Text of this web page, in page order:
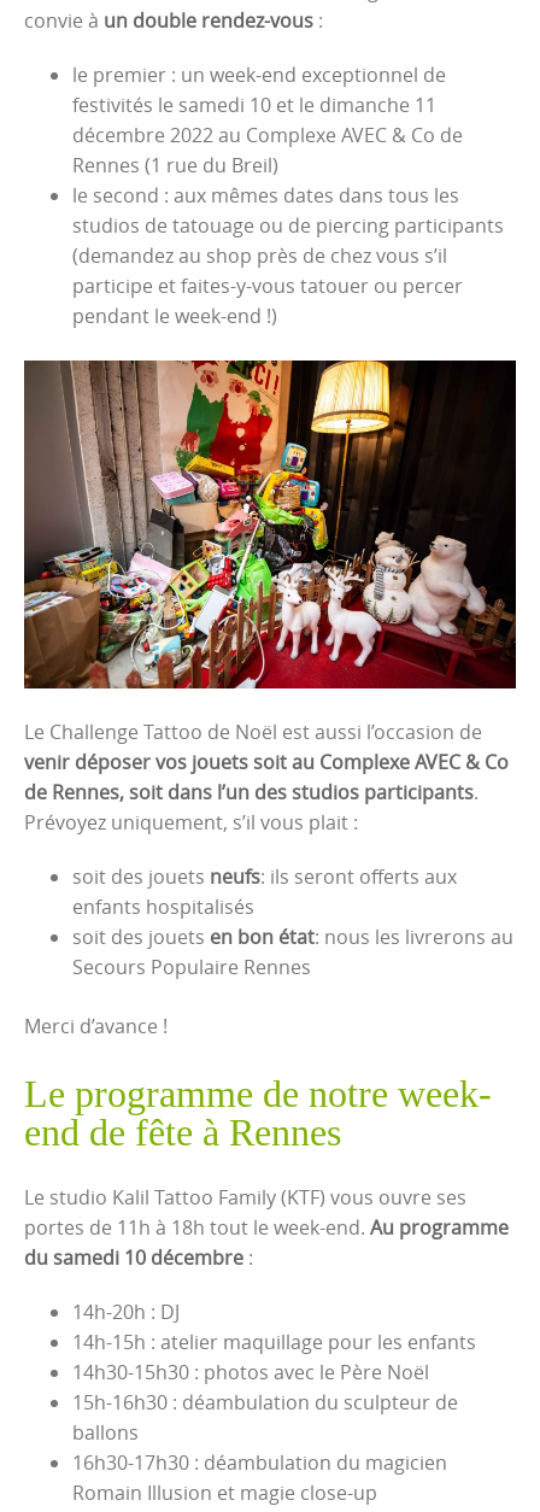
convie à un double rendez-vous :
le premier : un week-end exceptionnel de
festivités le samedi 10 et le dimanche 11
décembre 2022 au Complexe AVEC & Co de
Rennes (1 rue du Breil)
le second : aux mêmes dates dans tous les
studios de tatouage ou de piercing participants
(demandez au shop près de chez vous s’il
participe et faites-y-vous tatouer ou percer
pendant le week-end !)
Le Challenge Tattoo de Noël est aussi l’occasion de
venir déposer vos jouets soit au Complexe AVEC & Co
de Rennes, soit dans l’un des studios participants.
Prévoyez uniquement, s’il vous plait :
soit des jouets neufs: ils seront offerts aux
enfants hospitalisés
soit des jouets en bon état: nous les livrerons au
Secours Populaire Rennes
Merci d’avance !
Le programme de notre week-
end de fête à Rennes
Le studio Kalil Tattoo Family (KTF) vous ouvre ses
portes de 11h à 18h tout le week-end. Au programme
du samedi 10 décembre :
14h-20h : DJ
14h-15h : atelier maquillage pour les enfants
14h30-15h30 : photos avec le Père Noël
15h-16h30 : déambulation du sculpteur de
ballons
16h30-17h30 : déambulation du magicien
Romain Illusion et magie close-up